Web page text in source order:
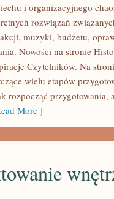
i organizacyjnego
rozwiązań
muzyki, budżetu,
Nowości na stronie
Czytelników. Na
wielu etapów
rozpocząć przygotowania,
More ]